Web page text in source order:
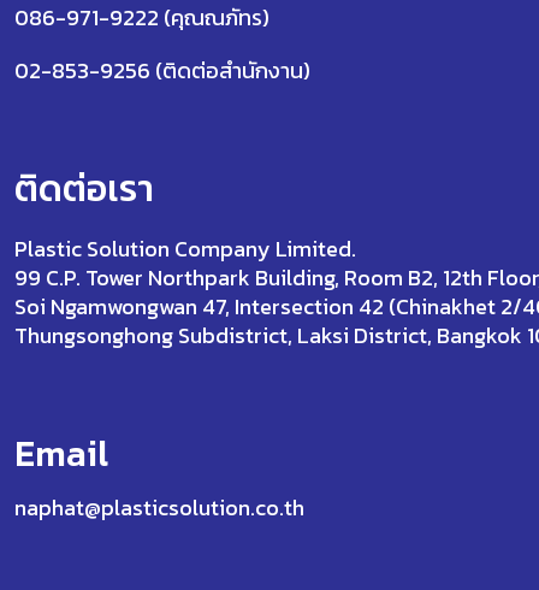
086-971-9222 (คุณณภัทร)
02-853-9256 (ติดต่อสำนักงาน)
ติดต่อเรา
Plastic Solution Company Limited.
99 C.P. Tower Northpark Building, Room B2, 12th
Soi Ngamwongwan 47, Intersection 42 (Chinakhet 2/
Thungsonghong Subdistrict, Laksi District, Bangkok
Email
naphat@plasticsolution.co.th